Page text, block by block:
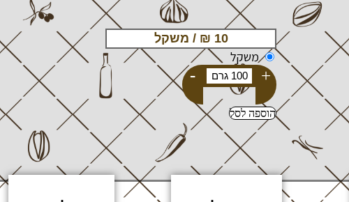
משקל
+
-
הוספה לסל